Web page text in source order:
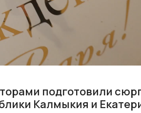
подготовили
Калмыкия и